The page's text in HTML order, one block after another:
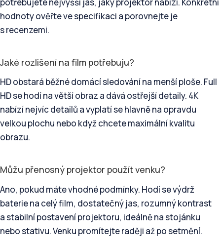
hodnoty ověřte ve specifikaci a porovnejte je
s recenzemi.
Jaké rozlišení na film potřebuju?
HD obstará běžné domácí sledování na menší ploše. Full
HD se hodí na větší obraz a dává ostřejší detaily. 4K
nabízí nejvíc detailů a vyplatí se hlavně na opravdu
velkou plochu nebo když chcete maximální kvalitu
obrazu.
Můžu přenosný projektor použít venku?
Ano, pokud máte vhodné podmínky. Hodí se výdrž
baterie na celý film, dostatečný jas, rozumný kontrast
a stabilní postavení projektoru, ideálně na stojánku
nebo stativu. Venku promítejte raději až po setmění.